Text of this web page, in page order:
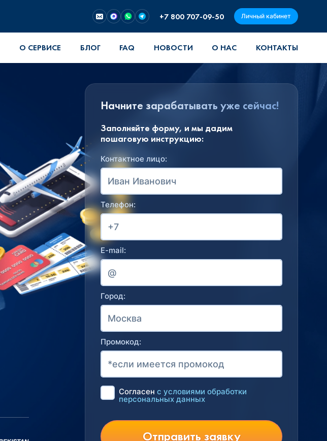
+7 800 707-09-50 Личный кабинет
О СЕРВИСЕ БЛОГ FAQ НОВОСТИ О НАС КОНТАКТЫ
Начните зарабатывать уже сейчас!
Заполняйте форму, и мы дадим
пошаговую инструкцию:
Контактное лицо:
Телефон:
E-mail:
Город:
Промокод:
Согласен с условиями обработки
персональных данных
Отправить заявку